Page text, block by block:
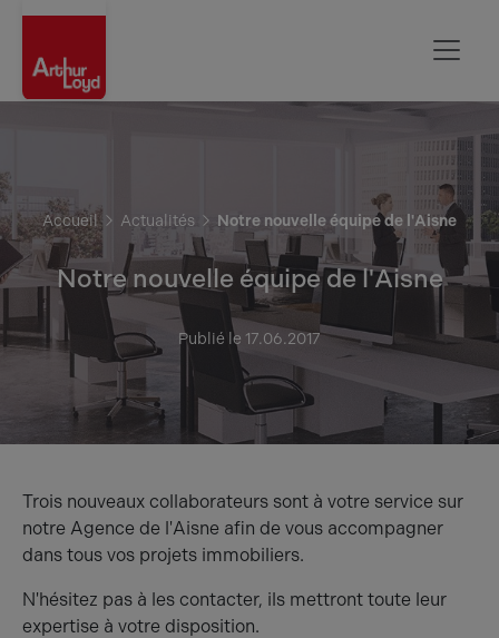
Accueil Actualités Notre nouvelle équipe de l'Aisne
Notre nouvelle équipe de l'Aisne
Publié le 17.06.2017
Trois nouveaux collaborateurs sont à votre service sur
notre Agence de l'Aisne afin de vous accompagner
dans tous vos projets immobiliers.
N'hésitez pas à les contacter, ils mettront toute leur
expertise à votre disposition.